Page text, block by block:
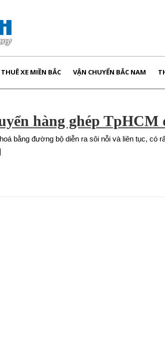
THUÊ XE MIỀN BẮC VẬN CHUYỂN BẮC NAM
hàng ghép TpHCM
bằng đường bộ diễn ra sôi nỗi và liên tục, có